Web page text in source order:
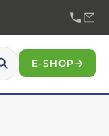
E-SHOP→